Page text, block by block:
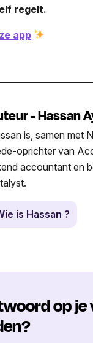
regelt.
app
- Hassan
is, samen met
oprichter van
accountant en
is Hassan ?
op je